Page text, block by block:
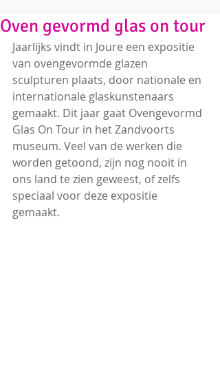
Oven gevormd glas on tour
Jaarlijks vindt in Joure een expositie
van ovengevormde glazen
sculpturen plaats, door nationale en
internationale glaskunstenaars
gemaakt. Dit jaar gaat Ovengevormd
Glas On Tour in het Zandvoorts
museum. Veel van de werken die
worden getoond, zijn nog nooit in
ons land te zien geweest, of zelfs
speciaal voor deze expositie
gemaakt.